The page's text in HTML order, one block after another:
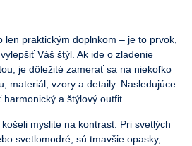
praktickým doplnkom – je to prvok,
Váš štýl. Ak ide o zladenie
je dôležité zamerať sa na niekoľko
materiál, vzory a detaily. Nasledujúce
a štýlový outfit.
košeli myslite na kontrast. Pri svetlých
svetlomodré, sú tmavšie opasky,